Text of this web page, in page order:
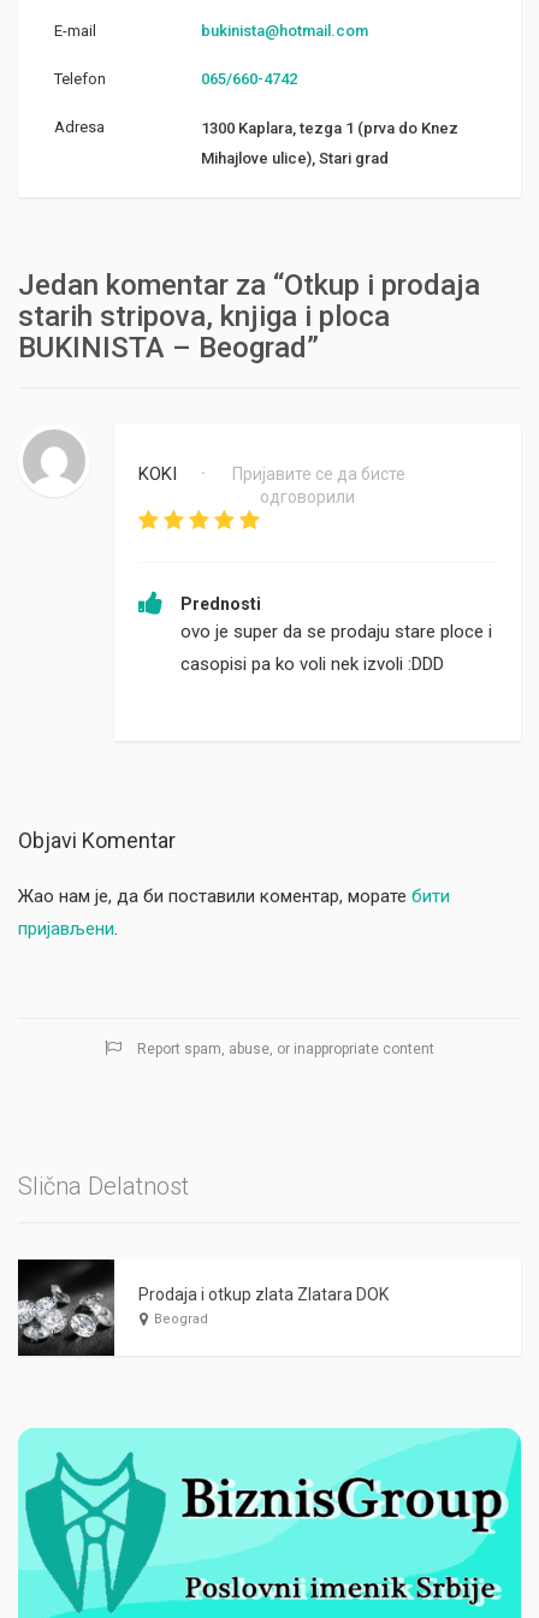
E-mail bukinista@hotmail.com
Telefon 065/660-4742
Adresa
1300 Kaplara, tezga 1 (prva do Knez
Mihajlove ulice), Stari grad
Jedan komentar za “Otkup i prodaja
starih stripova, knjiga i ploca
BUKINISTA – Beograd”
KOKI •
Пријавите се да бисте
одговорили
Prednosti
ovo je super da se prodaju stare ploce i
casopisi pa ko voli nek izvoli :DDD
Objavi Komentar
Жао нам је, да би поставили коментар, морате бити
пријављени.
Report spam, abuse, or inappropriate content
Slična Delatnost
Prodaja i otkup zlata Zlatara DOK
Beograd